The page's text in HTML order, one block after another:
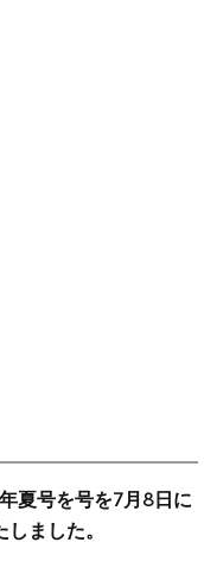
夏号を号を7月8日に
ました。